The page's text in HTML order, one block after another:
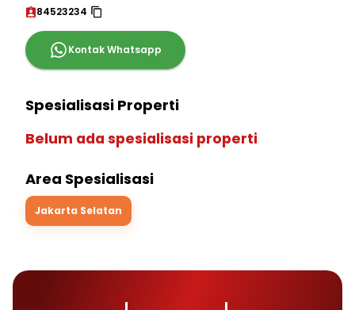
84523234
Kontak Whatsapp
Spesialisasi Properti
Belum ada spesialisasi properti
Area Spesialisasi
Jakarta Selatan